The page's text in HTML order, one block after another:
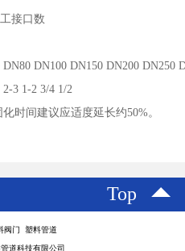
接口数
DN100 DN150 DN200 DN250
3 1-2 3/4 1/2
时间建议应适度延长约50%。
Top
阀门 塑料管道
道科技有限公司